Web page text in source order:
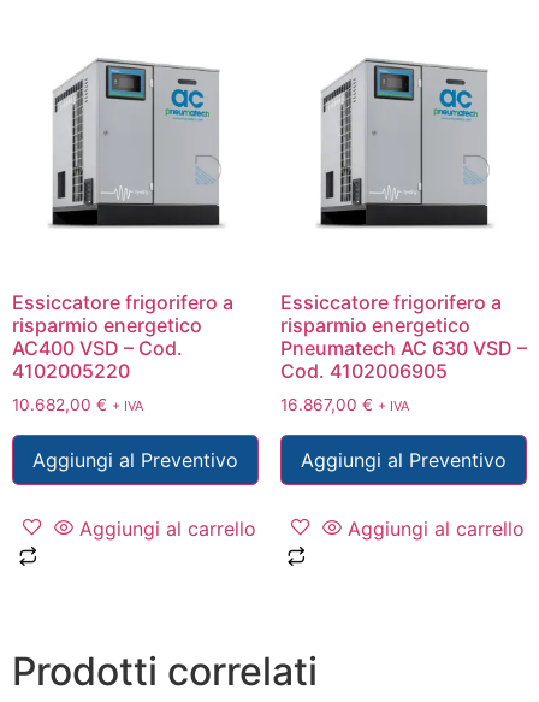
Essiccatore frigorifero a
risparmio energetico
AC400 VSD – Cod.
4102005220
10.682,00 € + IVA
Aggiungi al Preventivo
Aggiungi al carrello
Essiccatore frigorifero a
risparmio energetico
Pneumatech AC 630 VSD –
Cod. 4102006905
16.867,00 € + IVA
Aggiungi al Preventivo
Aggiungi al carrello
Prodotti correlati